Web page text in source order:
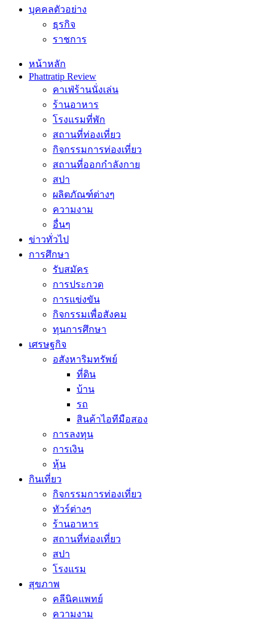
บุคคลตัวอย่าง
ธุรกิจ
ราชการ
หน้าหลัก
Phattratip Review
คาเฟ่ร้านนั่งเล่น
ร้านอาหาร
โรงแรมที่พัก
สถานที่ท่องเที่ยว
กิจกรรมการท่องเที่ยว
สถานที่ออกกำลังกาย
สปา
ผลิตภัณฑ์ต่างๆ
ความงาม
อื่นๆ
ข่าวทั่วไป
การศึกษา
รับสมัคร
การประกวด
การแข่งขัน
กิจกรรมเพื่อสังคม
ทุนการศึกษา
เศรษฐกิจ
อสังหาริมทรัพย์
ที่ดิน
บ้าน
รถ
สินค้าไอทีมือสอง
การลงทุน
การเงิน
หุ้น
กินเที่ยว
กิจกรรมการท่องเที่ยว
ทัวร์ต่างๆ
ร้านอาหาร
สถานที่ท่องเที่ยว
สปา
โรงแรม
สุขภาพ
คลีนิคแพทย์
ความงาม